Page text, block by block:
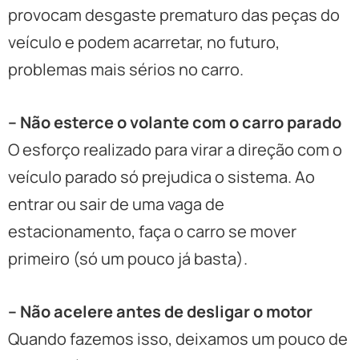
provocam desgaste prematuro das peças do
veículo e podem acarretar, no futuro,
problemas mais sérios no carro.
– Não esterce o volante com o carro parado
O esforço realizado para virar a direção com o
veículo parado só prejudica o sistema. Ao
entrar ou sair de uma vaga de
estacionamento, faça o carro se mover
primeiro (só um pouco já basta).
– Não acelere antes de desligar o motor
Quando fazemos isso, deixamos um pouco de